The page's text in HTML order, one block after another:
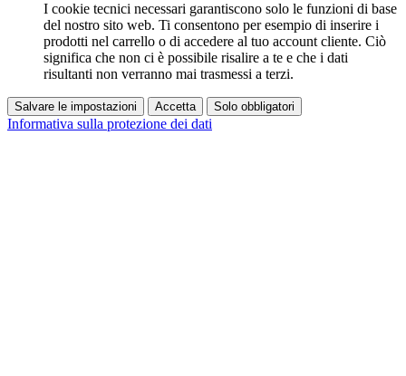
I cookie tecnici necessari garantiscono solo le funzioni di base
del nostro sito web. Ti consentono per esempio di inserire i
prodotti nel carrello o di accedere al tuo account cliente. Ciò
significa che non ci è possibile risalire a te e che i dati
risultanti non verranno mai trasmessi a terzi.
Salvare le impostazioni Accetta Solo obbligatori
Informativa sulla protezione dei dati